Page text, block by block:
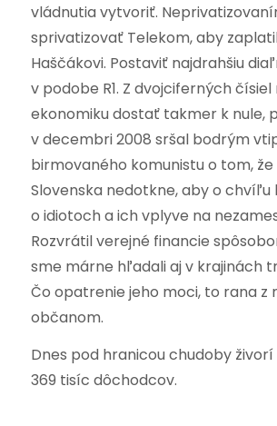
vládnutia vytvoriť.
sprivatizovať Telekom, aby
Haščákovi. Postaviť najdrahšiu
v podobe R1. Z dvojciferných
ekonomiku dostať takmer k nule,
v decembri 2008 sršal bodrým
birmovaného komunistu o tom, že
Slovenska nedotkne, aby o chvíľu
o idiotoch a ich vplyve na
Rozvrátil verejné financie
sme márne hľadali aj v krajinách
Čo opatrenie jeho moci, to rana z
občanom.
Dnes pod hranicou chudoby živorí
369 tisíc dôchodcov.